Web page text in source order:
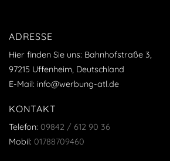
ADRESSE
Hier finden Sie uns: Bahnhofstraße 3,
97215 Uffenheim, Deutschland
E-Mail: info@werbung-atl.de
KONTAKT
Telefon: 09842 / 612 90 36
Mobil: 01788709460